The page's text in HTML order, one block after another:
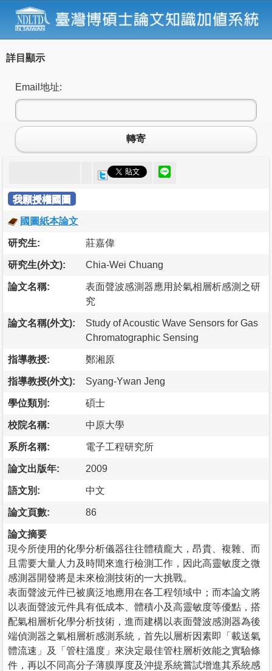
詳目顯示
Email地址:
轉寄
我願授權國圖
國圖紙本論文
研究生: 莊嘉偉
研究生(外文): Chia-Wei Chuang
論文名稱:
表面聲波感測器應用於氣相層析感測之研
究
論文名稱(外文):
Study of Acoustic Wave Sensors for Gas
Chromatographic Sensing
指導教授: 鄭湘原
指導教授(外文): Syang-Ywan Jeng
學位類別: 碩士
校院名稱: 中原大學
系所名稱: 電子工程研究所
論文出版年: 2009
語文別: 中文
論文頁數: 86
論文摘要
現今所使用的化學分析儀器往往體積龐大，昂貴、複雜、而
且需要大量人力及時間來進行檢測工作，因此高靈敏度之微
感測器開發將是未來檢測技術的一大挑戰。
表面聲波元件已被廣泛地應用在各工程領域中；而本論文將
以表面聲波元件具有低成本、體積小及高靈敏度等優點，搭
配氣相層析化學分析技術，進而建構以表面聲波感測器為後
端偵測器之氣相層析感測系統，首先以層析因素即「載送氣
體流速」及「管柱溫度」來決定最佳管柱層析效能之實驗條
件，再以不同高分子薄膜厚度及沖提系統嘗試增進其系統感